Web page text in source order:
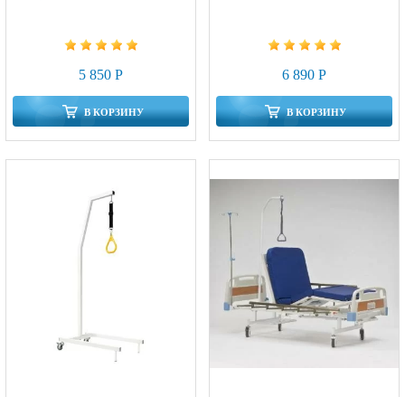
5 850 Р
В КОРЗИНУ
6 890 Р
В КОРЗИНУ